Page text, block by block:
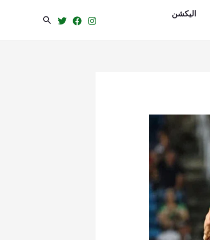
الیکشن
Search